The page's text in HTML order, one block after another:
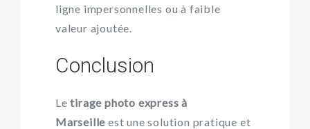
ligne impersonnelles ou à faible
valeur ajoutée.
Conclusion
Letirage photo express à
Marseille est une solution pratique et